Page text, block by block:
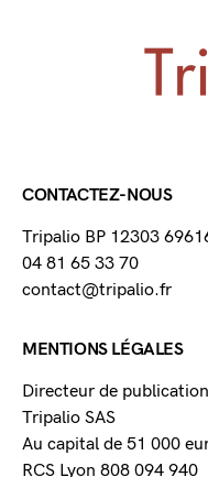
CONTACTEZ-NOUS
Tripalio BP 12303
04 81 65 33 70
contact@tripalio.fr
MENTIONS LÉGALES
Directeur de
Tripalio SAS
Au capital de 51 000
RCS Lyon 808 094 940